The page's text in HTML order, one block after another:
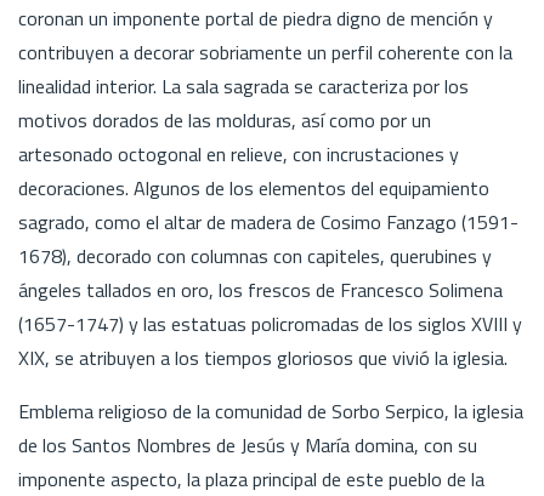
coronan un imponente portal de piedra digno de mención y
contribuyen a decorar sobriamente un perfil coherente con la
linealidad interior. La sala sagrada se caracteriza por los
motivos dorados de las molduras, así como por un
artesonado octogonal en relieve, con incrustaciones y
decoraciones. Algunos de los elementos del equipamiento
sagrado, como el altar de madera de Cosimo Fanzago (1591-
1678), decorado con columnas con capiteles, querubines y
ángeles tallados en oro, los frescos de Francesco Solimena
(1657-1747) y las estatuas policromadas de los siglos XVIII y
XIX, se atribuyen a los tiempos gloriosos que vivió la iglesia.
Emblema religioso de la comunidad de Sorbo Serpico, la iglesia
de los Santos Nombres de Jesús y María domina, con su
imponente aspecto, la plaza principal de este pueblo de la